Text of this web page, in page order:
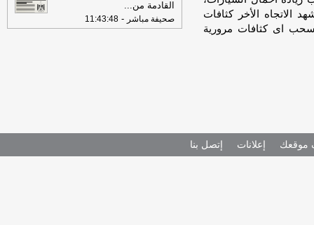
الاتجاه الأخر كثافات
اى كثافات مرورية
‏القادمة من...
صحيفة مباشر -
11:43:48
موقعك إعلانات إتصل بنا